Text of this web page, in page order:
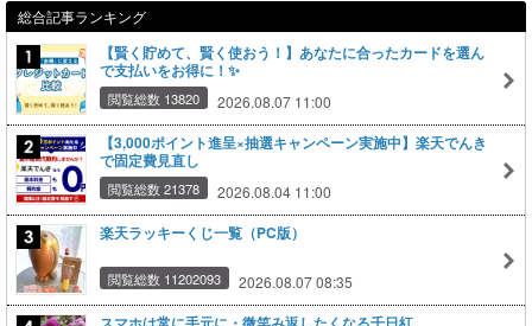
総合記事ランキング
【賢く貯めて、賢く使おう！】あなたに合ったカードを選ん
で支払いをお得に！✨
閲覧総数 13820 2026.08.07 11:00
【3,000ポイント進呈×抽選キャンペーン実施中】楽天でんき
で固定費見直し
閲覧総数 21378 2026.08.04 11:00
楽天ラッキーくじ一覧（PC版）
閲覧総数 11202093 2026.08.07 08:35